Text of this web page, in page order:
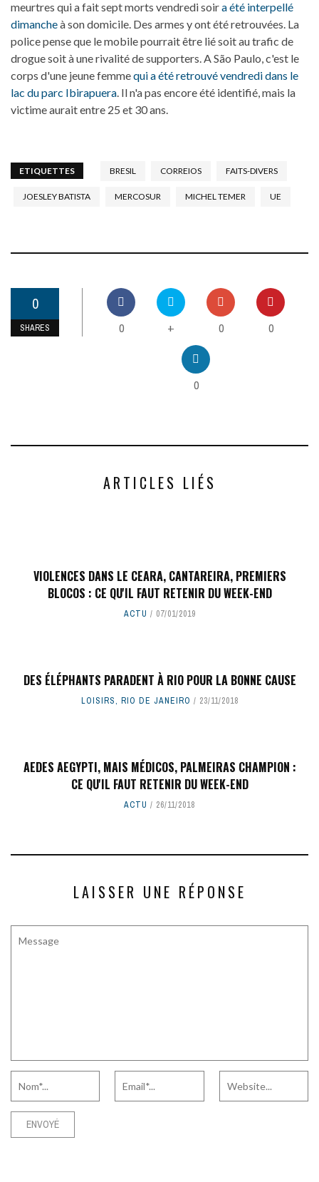
meurtres qui a fait sept morts vendredi soira été interpellé
dimancheà son domicile. Des armes y ont été retrouvées. La
police pense que le mobile pourrait être lié soit au trafic de
drogue soit à une rivalité de supporters. A São Paulo, c'est le
corps d'une jeune femmequi a été retrouvé vendredi dans le
lac du parc Ibirapuera. Il n'a pas encore été identifié, mais la
victime aurait entre 25 et 30 ans.
ETIQUETTES BRESIL CORREIOS FAITS-DIVERS
JOESLEY BATISTA MERCOSUR MICHEL TEMER UE
0
SHARES 0 + 0 0
0
ARTICLES LIÉS
VIOLENCES DANS LE CEARA, CANTAREIRA, PREMIERS
BLOCOS : CE QU'IL FAUT RETENIR DU WEEK-END
ACTU 07/01/2019
DES ÉLÉPHANTS PARADENT À RIO POUR LA BONNE CAUSE
LOISIRS, RIO DE JANEIRO 23/11/2018
AEDES AEGYPTI, MAIS MÉDICOS, PALMEIRAS CHAMPION :
CE QU'IL FAUT RETENIR DU WEEK-END
ACTU 26/11/2018
LAISSER UNE RÉPONSE